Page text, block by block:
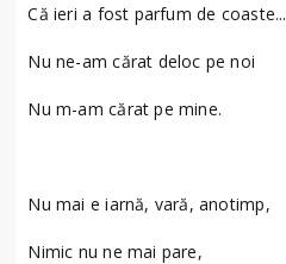
Că ieri a fost parfum de coaste...
Nu ne-am cărat deloc pe noi
Nu m-am cărat pe mine.
Nu mai e iarnă, vară, anotimp,
Nimic nu ne mai pare,